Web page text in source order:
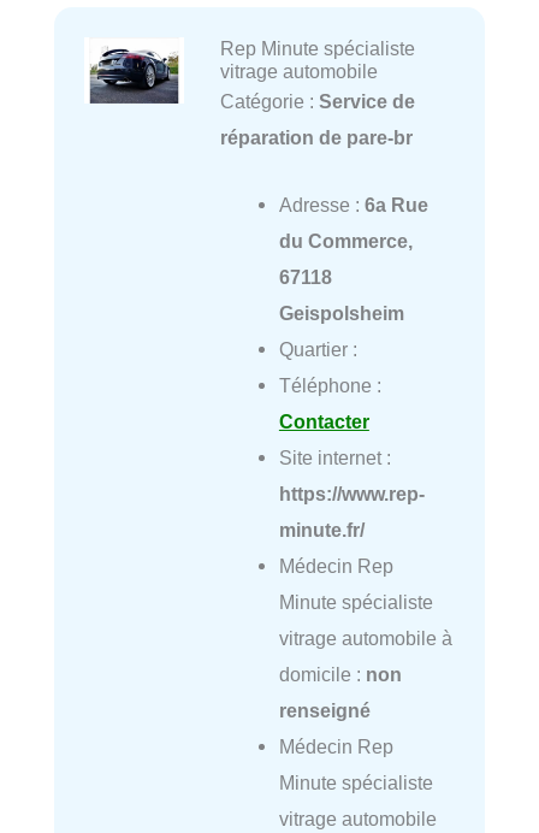
Rep Minute spécialiste
vitrage automobile
Catégorie : Service de
réparation de pare-br
Adresse : 6a Rue
du Commerce,
67118
Geispolsheim
Quartier :
Téléphone :
Contacter
Site internet :
https://www.rep-
minute.fr/
Médecin Rep
Minute spécialiste
vitrage automobile à
domicile : non
renseigné
Médecin Rep
Minute spécialiste
vitrage automobile